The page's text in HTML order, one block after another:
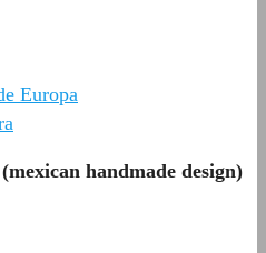
Europa
handmade design)